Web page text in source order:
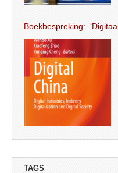
Boekbespreking:
TAGS